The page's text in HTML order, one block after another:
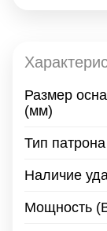
Размер
(мм)
Тип патрона
Наличие
Мощность